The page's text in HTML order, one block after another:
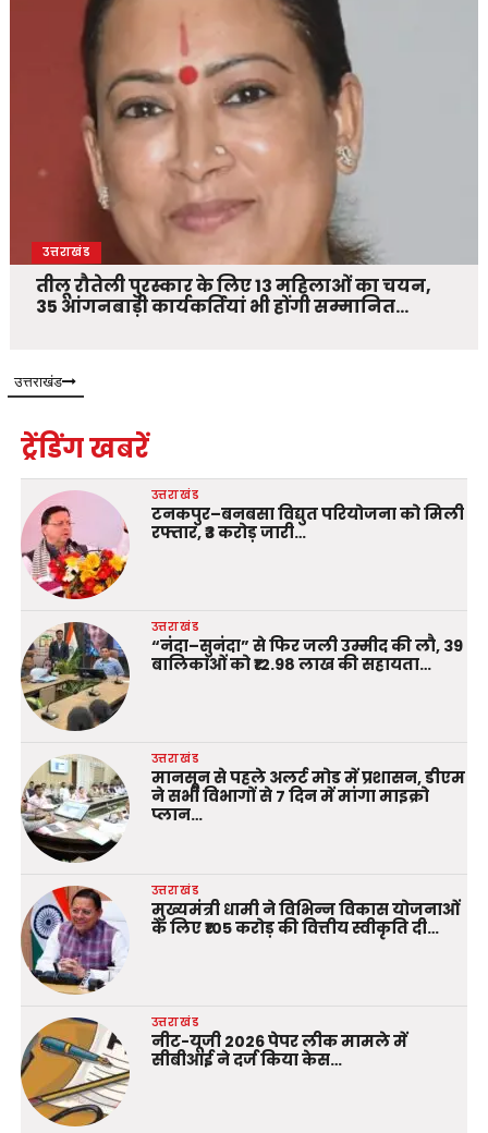
उत्तराखंड
तीलू रौतेली पुरस्कार के लिए 13 महिलाओं का चयन,
35 आंगनबाड़ी कार्यकर्तियां भी होंगी सम्मानित…
उत्तराखंड
ट्रेंडिंग खबरें
उत्तराखंड
टनकपुर–बनबसा विद्युत परियोजना को मिली
रफ्तार, ₹3 करोड़ जारी…
उत्तराखंड
“नंदा–सुनंदा” से फिर जली उम्मीद की लौ, 39
बालिकाओं को ₹12.98 लाख की सहायता…
उत्तराखंड
मानसून से पहले अलर्ट मोड में प्रशासन, डीएम
ने सभी विभागों से 7 दिन में मांगा माइक्रो
प्लान…
उत्तराखंड
मुख्यमंत्री धामी ने विभिन्न विकास योजनाओं
के लिए ₹105 करोड़ की वित्तीय स्वीकृति दी…
उत्तराखंड
नीट-यूजी 2026 पेपर लीक मामले में
सीबीआई ने दर्ज किया केस…